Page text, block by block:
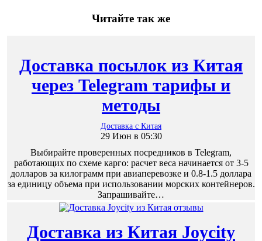
Читайте так же
Доставка посылок из Китая
через Telegram тарифы и
методы
Доставка с Китая
29 Июн в 05:30
Выбирайте проверенных посредников в Telegram,
работающих по схеме карго: расчет веса начинается от 3-5
долларов за килограмм при авиаперевозке и 0.8-1.5 доллара
за единицу объема при использовании морских контейнеров.
Запрашивайте…
Доставка из Китая Joycity